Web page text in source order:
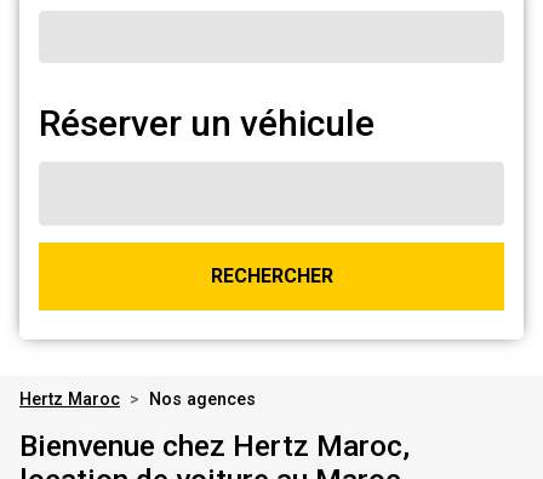
Réserver un véhicule
RECHERCHER
Hertz Maroc > Nos agences
Bienvenue chez Hertz Maroc,